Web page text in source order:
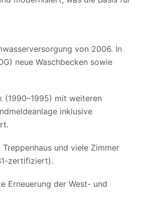
von 2006. In
neue Waschbecken sowie
(1990–1995) mit weiteren
inklusive
und viele Zimmer
zertifiziert).
Erneuerung der West- und